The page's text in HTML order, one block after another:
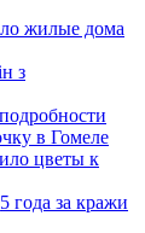
жилые дома
з
в Гомеле
цветы к
года за кражи